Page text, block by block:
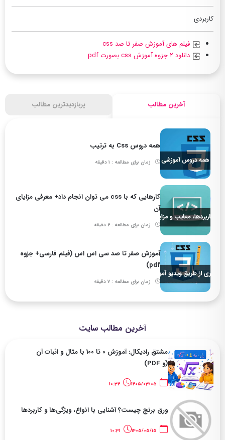
کاربردی
فیلم های آموزش صفر تا صد css
دانلود ۲ جزوه آموزش css بصورت pdf
آخرین مطالب پربازدیدترین مطالب
همه دروس Css به ترتیب
زمان برای مطالعه : 1 دقیقه
کارهایی که با css می توان انجام داد+ معرفی مزایای
آن
زمان برای مطالعه : 6 دقیقه
آموزش صفر تا صد سی اس اس (فیلم فارسی+ جزوه
pdf)
زمان برای مطالعه : 7 دقیقه
آخرین مطالب سایت
مشتق رادیکال: آموزش 0 تا 100 با مثال و اثبات آن
(و PDF)
10:36
ورق برنج چیست؟ آشنایی با انواع، ویژگی‌ها و کاربردها